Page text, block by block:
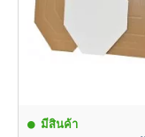
มีสินค้า